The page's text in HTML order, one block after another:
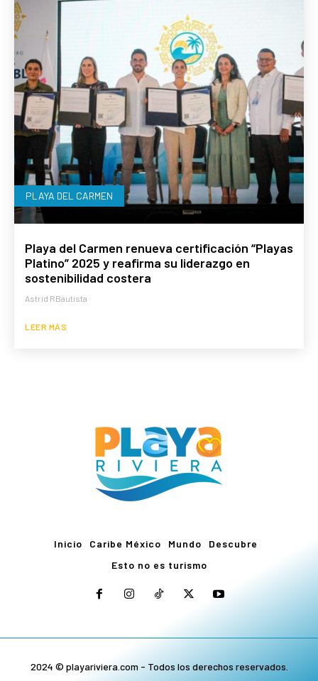
PLAYA DEL CARMEN
Playa del Carmen renueva certificación “Playas
Platino” 2025 y reafirma su liderazgo en
sostenibilidad costera
Astrid RBautista
LEER MÁS
Inicio Caribe México Mundo
Descubre
Esto no es turismo
2024 © playariviera.com - Todos los derechos reservados.